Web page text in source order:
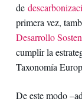
de
primera vez,
Desarrollo
cumplir la
Taxonomía
De este modo